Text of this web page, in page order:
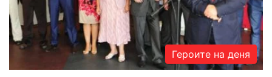
Героите на деня